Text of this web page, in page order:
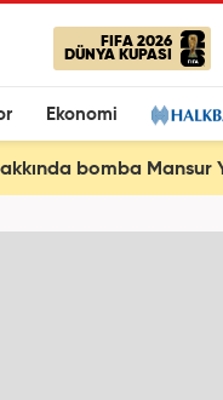
FIFA 2026
DÜNYA KUPASI
Ekonomi
bomba Mansur